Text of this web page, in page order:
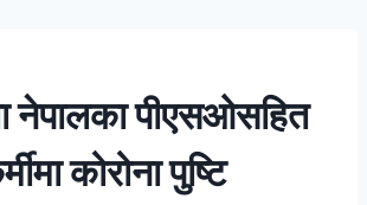
नेपालका पीएसओसहित
कोरोना पुष्टि